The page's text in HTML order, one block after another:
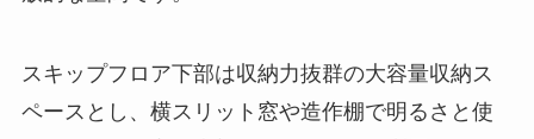
スキップフロア下部は収納力抜群の大容量収納ス
ペースとし、横スリット窓や造作棚で明るさと使